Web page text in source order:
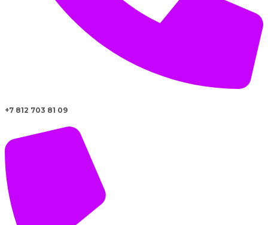
+7 812 703 81 09